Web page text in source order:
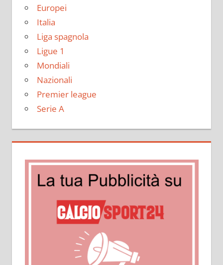
Europei
Italia
Liga spagnola
Ligue 1
Mondiali
Nazionali
Premier league
Serie A